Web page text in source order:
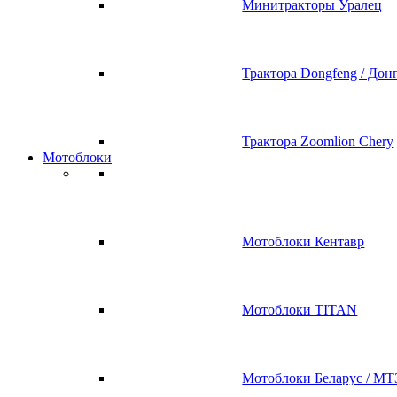
Минитракторы Уралец
Трактора Dongfeng /
Трактора Zoomlion Chery
Мотоблоки
Мотоблоки Кентавр
Мотоблоки TITAN
Мотоблоки Беларус /